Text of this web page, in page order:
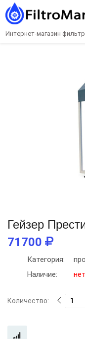
Интернет-магазин
Гейзер
71700
Категория:
Наличие:
Количество: